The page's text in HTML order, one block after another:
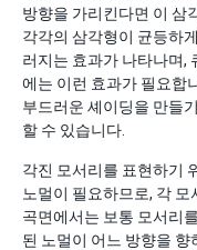
방향을 가리킨다면 이 삼
각각의 삼각형이 균등하
러지는 효과가 나타나며,
에는 이런 효과가 필요합
부드러운 셰이딩을 만들
할 수 있습니다.
각진 모서리를 표현하기
노멀이 필요하므로, 각 모
곡면에서는 보통 모서리
된 노멀이 어느 방향을